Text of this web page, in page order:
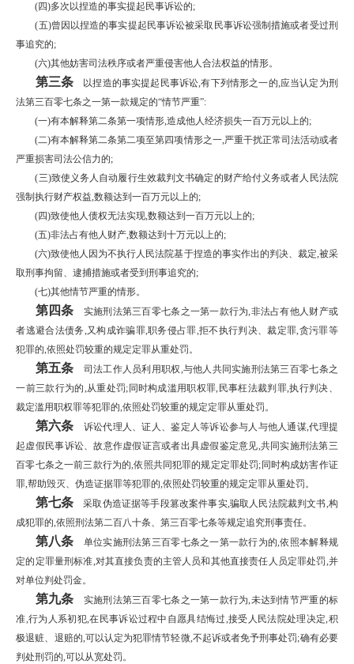
(四)多次以捏造的事实提起民事诉讼的;
(五)曾因以捏造的事实提起民事诉讼被采取民事诉讼强制措施或者受过刑
事追究的;
(六)其他妨害司法秩序或者严重侵害他人合法权益的情形。
第三条 以捏造的事实提起民事诉讼,有下列情形之一的,应当认定为刑
法第三百零七条之一第一款规定的“情节严重”:
(一)有本解释第二条第一项情形,造成他人经济损失一百万元以上的;
(二)有本解释第二条第二项至第四项情形之一,严重干扰正常司法活动或者
严重损害司法公信力的;
(三)致使义务人自动履行生效裁判文书确定的财产给付义务或者人民法院
强制执行财产权益,数额达到一百万元以上的;
(四)致使他人债权无法实现,数额达到一百万元以上的;
(五)非法占有他人财产,数额达到十万元以上的;
(六)致使他人因为不执行人民法院基于捏造的事实作出的判决、裁定,被采
取刑事拘留、逮捕措施或者受到刑事追究的;
(七)其他情节严重的情形。
第四条 实施刑法第三百零七条之一第一款行为,非法占有他人财产或
者逃避合法债务,又构成诈骗罪,职务侵占罪,拒不执行判决、裁定罪,贪污罪等
犯罪的,依照处罚较重的规定定罪从重处罚。
第五条 司法工作人员利用职权,与他人共同实施刑法第三百零七条之
一前三款行为的,从重处罚;同时构成滥用职权罪,民事枉法裁判罪,执行判决、
裁定滥用职权罪等犯罪的,依照处罚较重的规定定罪从重处罚。
第六条 诉讼代理人、证人、鉴定人等诉讼参与人与他人通谋,代理提
起虚假民事诉讼、故意作虚假证言或者出具虚假鉴定意见,共同实施刑法第三
百零七条之一前三款行为的,依照共同犯罪的规定定罪处罚;同时构成妨害作证
罪,帮助毁灭、伪造证据罪等犯罪的,依照处罚较重的规定定罪从重处罚。
第七条 采取伪造证据等手段篡改案件事实,骗取人民法院裁判文书,构
成犯罪的,依照刑法第二百八十条、第三百零七条等规定追究刑事责任。
第八条 单位实施刑法第三百零七条之一第一款行为的,依照本解释规
定的定罪量刑标准,对其直接负责的主管人员和其他直接责任人员定罪处罚,并
对单位判处罚金。
第九条 实施刑法第三百零七条之一第一款行为,未达到情节严重的标
准,行为人系初犯,在民事诉讼过程中自愿具结悔过,接受人民法院处理决定,积
极退赃、退赔的,可以认定为犯罪情节轻微,不起诉或者免予刑事处罚;确有必要
判处刑罚的,可以从宽处罚。